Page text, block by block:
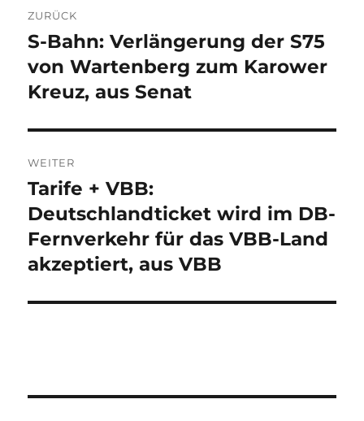
ZURÜCK
Vorheriger
Beitrag:
S-Bahn: Verlängerung der S75
von Wartenberg zum Karower
Kreuz, aus Senat
WEITER
Nächster
Beitrag:
Tarife + VBB:
Deutschlandticket wird im DB-
Fernverkehr für das VBB-Land
akzeptiert, aus VBB